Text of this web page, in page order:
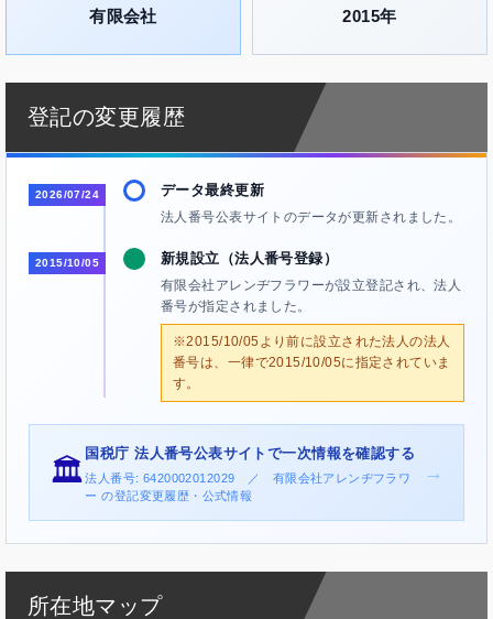
有限会社 2015年
登記の変更履歴
2026/07/24 データ最終更新
法人番号公表サイトのデータが更新されました。
2015/10/05 新規設立（法人番号登録）
有限会社アレンヂフラワーが設立登記され、法人
番号が指定されました。
※2015/10/05より前に設立された法人の法人
番号は、一律で2015/10/05に指定されていま
す。
🏛️
国税庁 法人番号公表サイトで一次情報を確認する
法人番号: 6420002012029 ／ 有限会社アレンヂフラワ
ー の登記変更履歴・公式情報
→
所在地マップ